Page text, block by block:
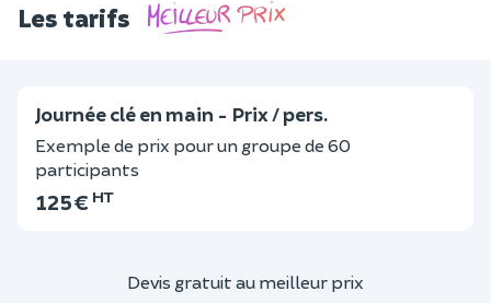
Les tarifs
Journée clé en main - Prix / pers.
Exemple de prix pour un groupe de 60
participants
125 € HT
Devis gratuit au meilleur prix